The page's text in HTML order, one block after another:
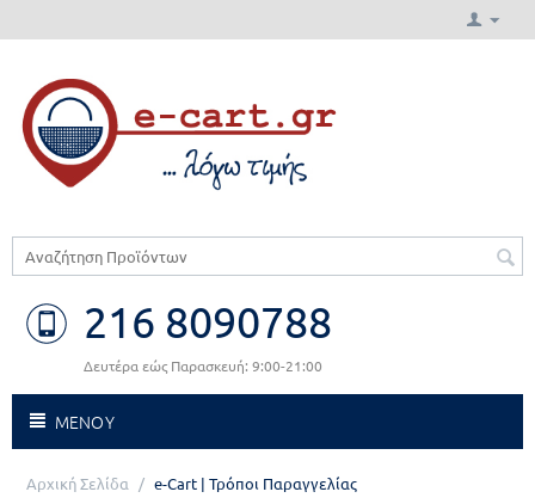
216 8090788
Δευτέρα εώς Παρασκευή: 9:00-21:00
ΜΕΝΟΥ
Αρχική Σελίδα / e-Cart | Τρόποι Παραγγελίας